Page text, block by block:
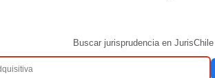
Buscar jurisprudencia en JurisChile